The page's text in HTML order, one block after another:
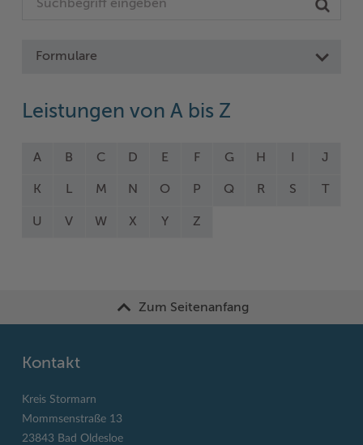
Formulare
Leistungen von A bis Z
A B C D E F G H J
K L M N O P Q R S T
U V W X Y Z
Zum Seitenanfang
Kontakt
Kreis Stormarn
Mommsenstraße 13
23843 Bad Oldesloe